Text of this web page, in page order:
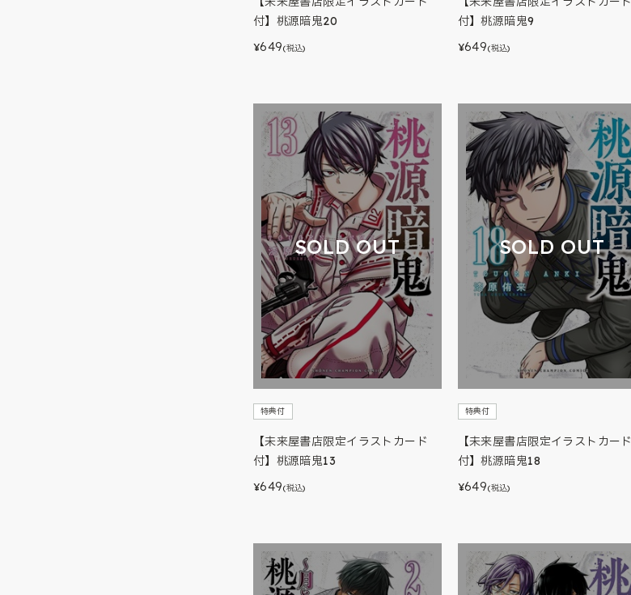
付】桃源暗鬼20
¥649(税込)
付】桃源暗鬼9
¥649(税込)
SOLD OUT
特典付
【未来屋書店限定イラストカード
付】桃源暗鬼13
¥649(税込)
SOLD OUT
特典付
【未来屋書店限定イラストカード
付】桃源暗鬼18
¥649(税込)